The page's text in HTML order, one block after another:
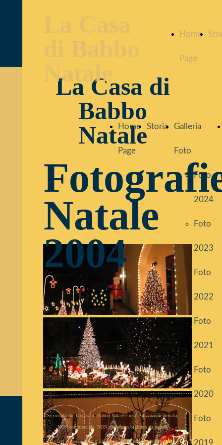
Natale
Home
Page
La Casa di
Babbo
Natale
Home
Page
Storia Galleria
Foto
Foto
2024
Foto
2023
Foto
2022
Foto
2021
Foto
2020
Foto
2019
Natale
2004
Si ricorda che La casa di Babbo Natale è una realizzazione privata,
NON commerciale, NON c'è nessun biglietto da pagare,
le luci si possono ammirare dal marciapiede circostante,da